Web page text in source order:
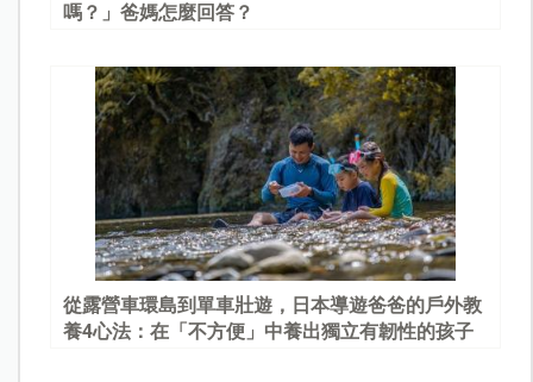
嗎？」爸媽怎麼回答？
從露營車環島到單車壯遊，日本導遊爸爸的戶外教
養4心法：在「不方便」中養出獨立有韌性的孩子